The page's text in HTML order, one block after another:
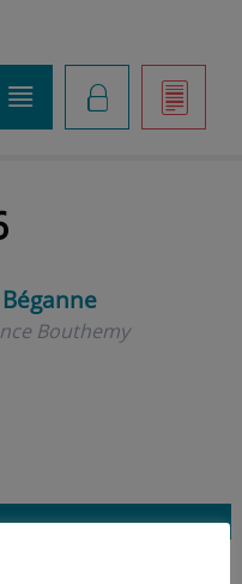
]
K
o
Bouthemy